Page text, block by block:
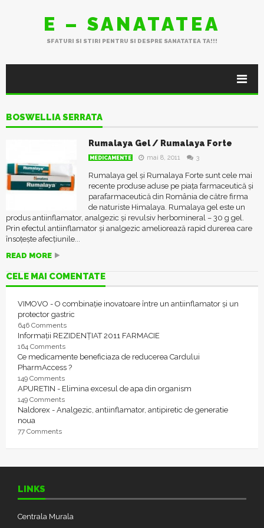
E – SANATATEA
SFATURI SI STIRI PENTRU SI DESPRE SANATATEA TA!!!
BOSWELLIA SERRATA
Rumalaya Gel / Rumalaya Forte
MEDICAMENTE mai 8, 2011 3
Rumalaya gel și Rumalaya Forte sunt cele mai
recente produse aduse pe piața farmaceutică și
parafarmaceutică din România de către firma
de naturiste Himalaya. Rumalaya gel este un
produs antiinflamator, analgezic și revulsiv herbomineral – 30 g gel.
Prin efectul antiinflamator și analgezic ameliorează rapid durerea care
însoțește afecțiunile...
READ MORE
CELE MAI COMENTATE
VIMOVO - O combinație inovatoare între un antiinflamator și un
protector gastric
646 Comments
Informații REZIDENȚIAT 2011 FARMACIE
164 Comments
Ce medicamente beneficiaza de reducerea Cardului
PharmAccess ?
149 Comments
APURETIN - Elimina excesul de apa din organism
149 Comments
Naldorex - Analgezic, antiinflamator, antipiretic de generatie
noua
77 Comments
LINKS
Centrala Murala